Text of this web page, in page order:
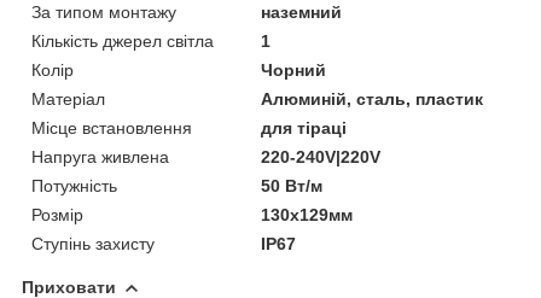
За типом монтажу
наземний
Кількість джерел світла
1
Колір
Чорний
Матеріал
Алюминій, сталь, пластик
Місце встановлення
для тіраці
Напруга живлена
220-240V|220V
Потужність
50 Вт/м
Розмір
130х129мм
Ступінь захисту
IP67
Приховати